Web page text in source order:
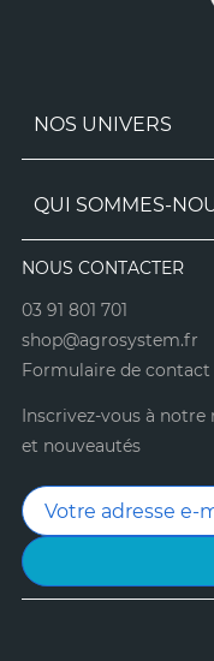
NOS UNIVERS
QUI SOMMES-
NOUS CONTACTER
03 91 801 701
shop@agrosystem.fr
Formulaire de contact
Inscrivez-vous à
et nouveautés